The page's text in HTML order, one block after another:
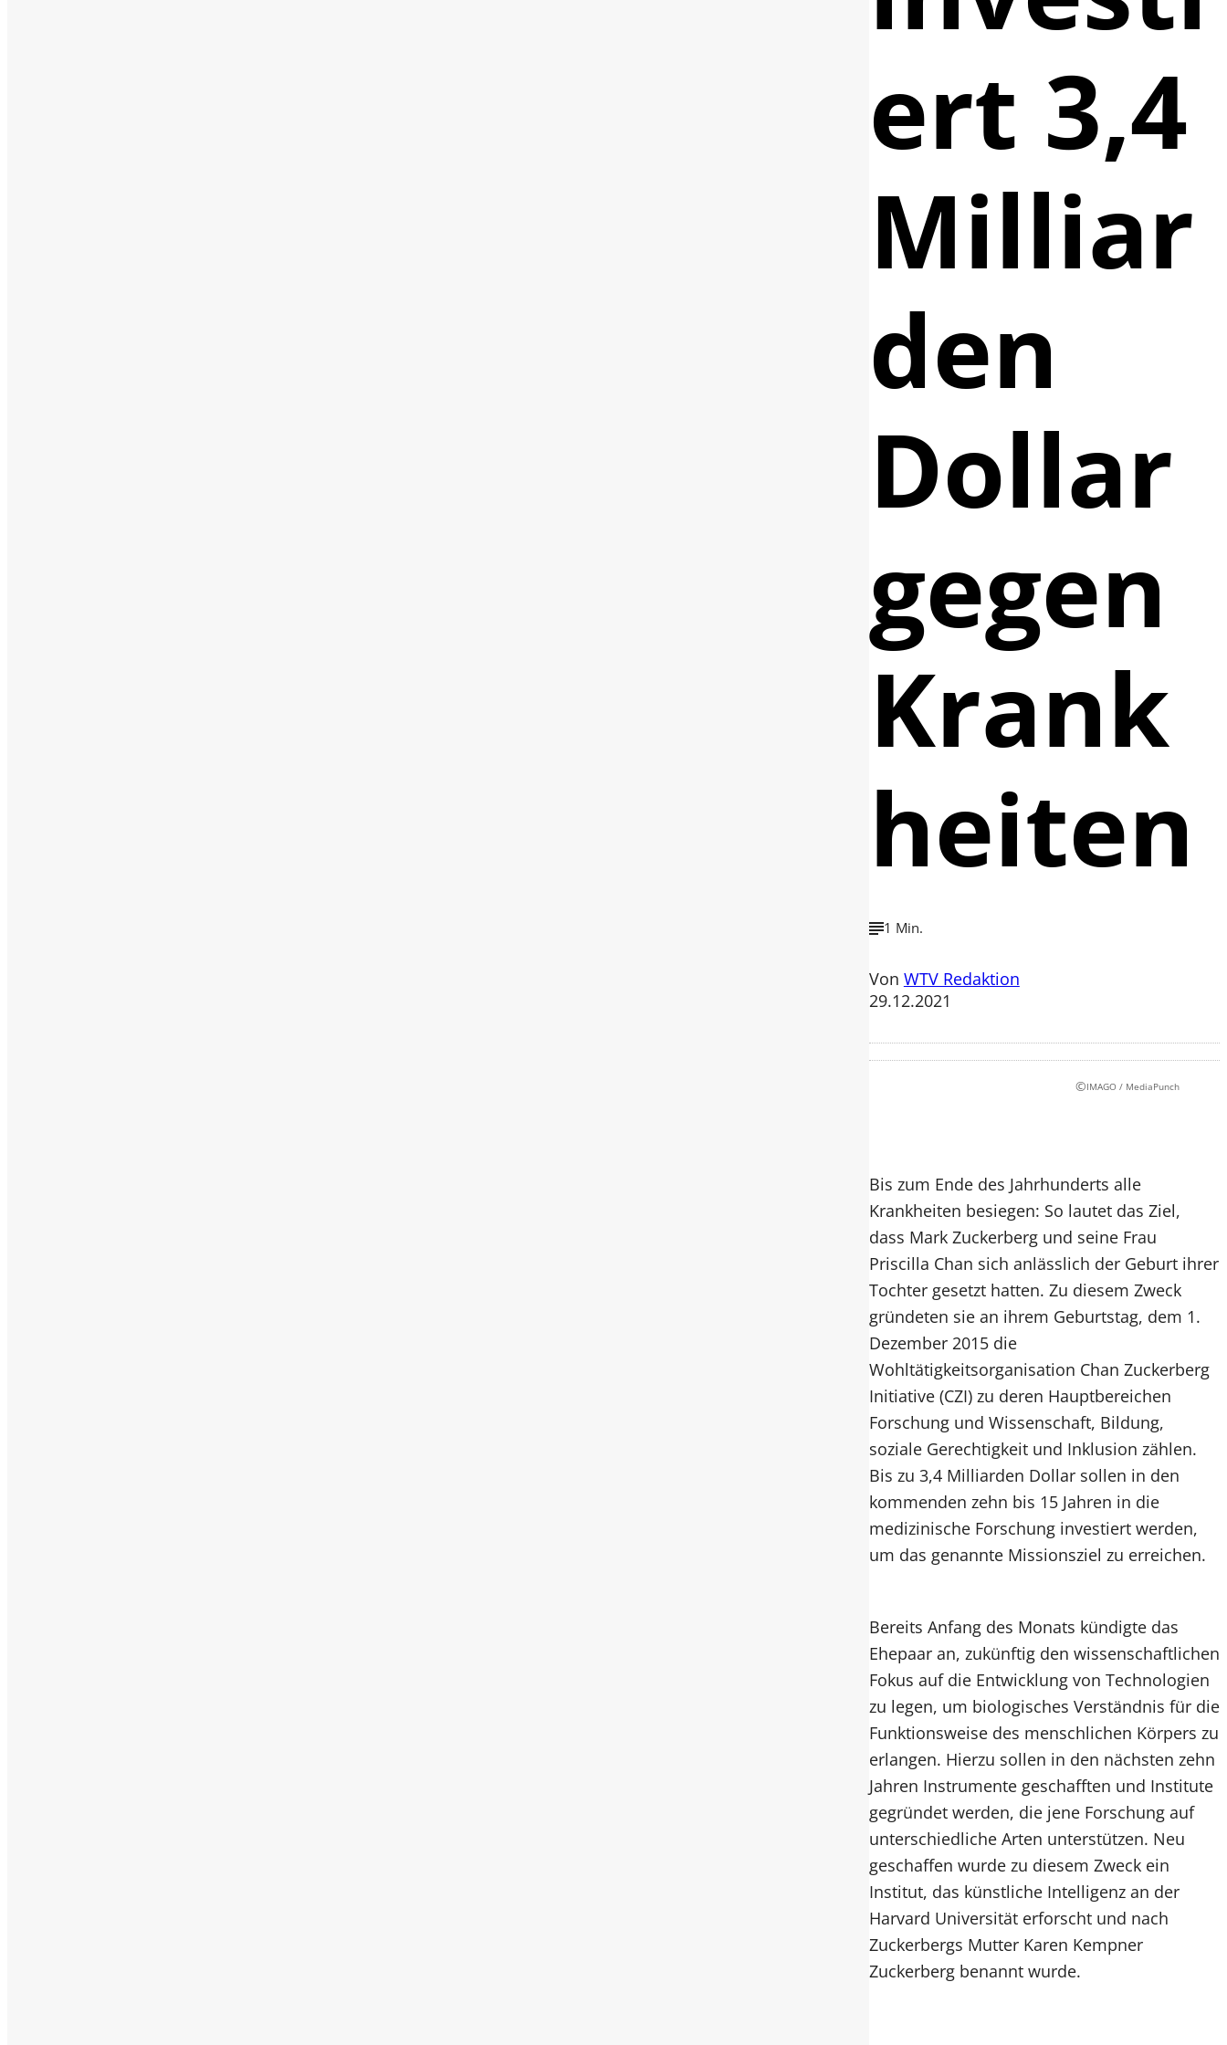
ert 3,4
Milliar
den
Dollar
gegen
Krank
heiten
1 Min.
Von WTV Redaktion
29.12.2021
©IMAGO / MediaPunch
Bis zum Ende des Jahrhunderts alle
Krankheiten besiegen: So lautet das Ziel,
dass Mark Zuckerberg und seine Frau
Priscilla Chan sich anlässlich der Geburt ihrer
Tochter gesetzt hatten. Zu diesem Zweck
gründeten sie an ihrem Geburtstag, dem 1.
Dezember 2015 die
Wohltätigkeitsorganisation Chan Zuckerberg
Initiative (CZI) zu deren Hauptbereichen
Forschung und Wissenschaft, Bildung,
soziale Gerechtigkeit und Inklusion zählen.
Bis zu 3,4 Milliarden Dollar sollen in den
kommenden zehn bis 15 Jahren in die
medizinische Forschung investiert werden,
um das genannte Missionsziel zu erreichen.
Bereits Anfang des Monats kündigte das
Ehepaar an, zukünftig den wissenschaftlichen
Fokus auf die Entwicklung von Technologien
zu legen, um biologisches Verständnis für die
Funktionsweise des menschlichen Körpers zu
erlangen. Hierzu sollen in den nächsten zehn
Jahren Instrumente geschafften und Institute
gegründet werden, die jene Forschung auf
unterschiedliche Arten unterstützen. Neu
geschaffen wurde zu diesem Zweck ein
Institut, das künstliche Intelligenz an der
Harvard Universität erforscht und nach
Zuckerbergs Mutter Karen Kempner
Zuckerberg benannt wurde.